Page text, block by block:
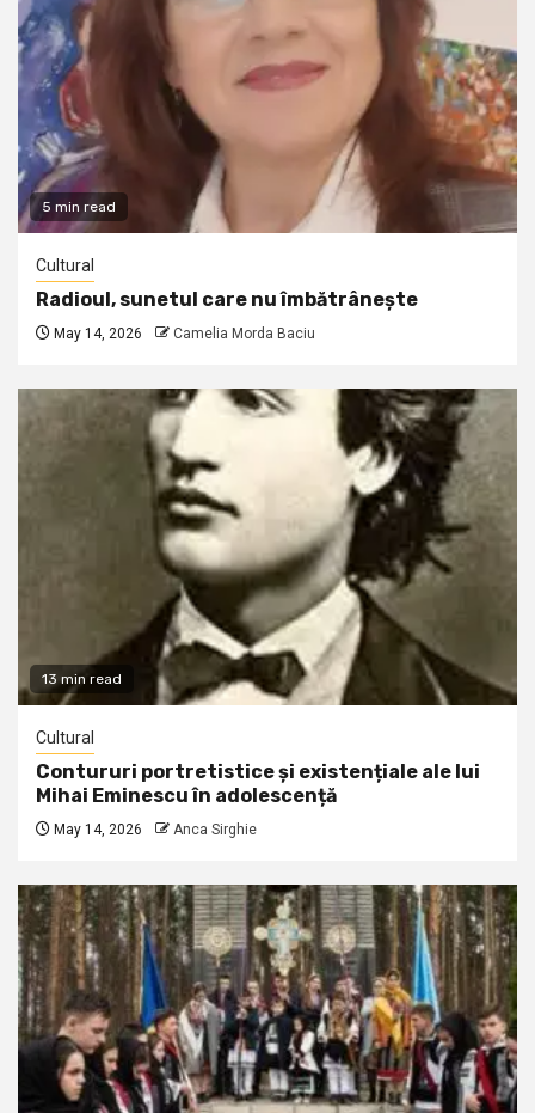
5 min read
Cultural
Radioul, sunetul care nu îmbătrânește
May 14, 2026 Camelia Morda Baciu
13 min read
Cultural
Contururi portretistice și existențiale ale lui
Mihai Eminescu în adolescență
May 14, 2026 Anca Sirghie